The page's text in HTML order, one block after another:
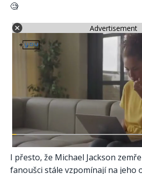
🧐
Advertisement
I přesto, že Michael Jackson
fanoušci stále vzpomínají na jeho